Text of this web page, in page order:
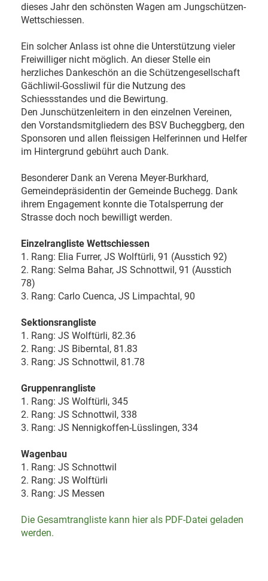
dieses Jahr den schönsten Wagen am Jungschützen-
Wettschiessen.
Ein solcher Anlass ist ohne die Unterstützung vieler
Freiwilliger nicht möglich. An dieser Stelle ein
herzliches Dankeschön an die Schützengesellschaft
Gächliwil-Gossliwil für die Nutzung des
Schiessstandes und die Bewirtung.
Den Junschützenleitern in den einzelnen Vereinen,
den Vorstandsmitgliedern des BSV Bucheggberg, den
Sponsoren und allen fleissigen Helferinnen und Helfer
im Hintergrund gebührt auch Dank.
Besonderer Dank an Verena Meyer-Burkhard,
Gemeindepräsidentin der Gemeinde Buchegg. Dank
ihrem Engagement konnte die Totalsperrung der
Strasse doch noch bewilligt werden.
Einzelrangliste Wettschiessen
1. Rang: Elia Furrer, JS Wolftürli, 91 (Ausstich 92)
2. Rang: Selma Bahar, JS Schnottwil, 91 (Ausstich
78)
3. Rang: Carlo Cuenca, JS Limpachtal, 90
Sektionsrangliste
1. Rang: JS Wolftürli, 82.36
2. Rang: JS Biberntal, 81.83
3. Rang: JS Schnottwil, 81.78
Gruppenrangliste
1. Rang: JS Wolftürli, 345
2. Rang: JS Schnottwil, 338
3. Rang: JS Nennigkoffen-Lüsslingen, 334
Wagenbau
1. Rang: JS Schnottwil
2. Rang: JS Wolftürli
3. Rang: JS Messen
Die Gesamtrangliste kann hier als PDF-Datei geladen
werden.